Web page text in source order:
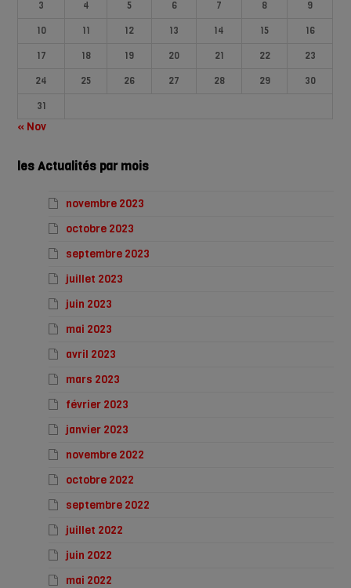
3
4 5 6 7 8
9
10
11 12 13 14 15
16
17
18 19 20 21 22
23
24
25 26 27 28 29
30
31
« Nov
les Actualités par mois
novembre 2023
octobre 2023
septembre 2023
juillet 2023
juin 2023
mai 2023
avril 2023
mars 2023
février 2023
janvier 2023
novembre 2022
octobre 2022
septembre 2022
juillet 2022
juin 2022
mai 2022